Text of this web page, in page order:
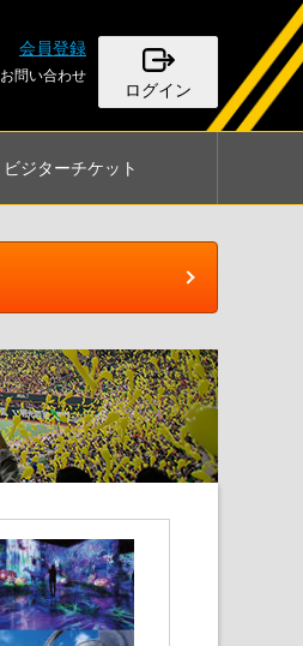
会員登録
ログイン
お問い合わせ
ビジターチケット